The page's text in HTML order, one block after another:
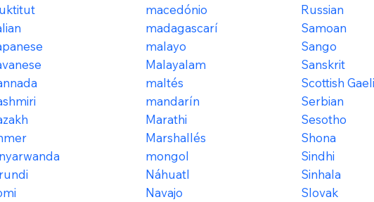
macedónio
madagascarí
malayo
Malayalam
maltés
mandarín
Marathi
Marshallés
mongol
Náhuatl
Navajo
Russian
Samoan
Sango
Sanskrit
Scottish
Serbian
Sesotho
Shona
Sindhi
Sinhala
Slovak